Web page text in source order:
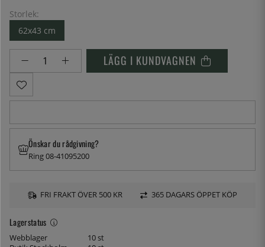
Storlek:
62x43 cm
LÄGG I KUNDVAGNEN
Lagerstatus
Webblager
10 st
Önskar du rådgivning?
Ring 08-41095200
FRI FRAKT ÖVER 500 KR 365 DAGARS ÖPPET KÖP